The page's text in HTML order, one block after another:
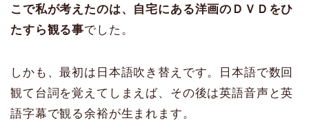
こで私が考えたのは、自宅にある洋画のＤＶＤをひ
たすら観る事でした。
しかも、最初は日本語吹き替えです。日本語で数回
観て台詞を覚えてしまえば、その後は英語音声と英
語字幕で観る余裕が生まれます。